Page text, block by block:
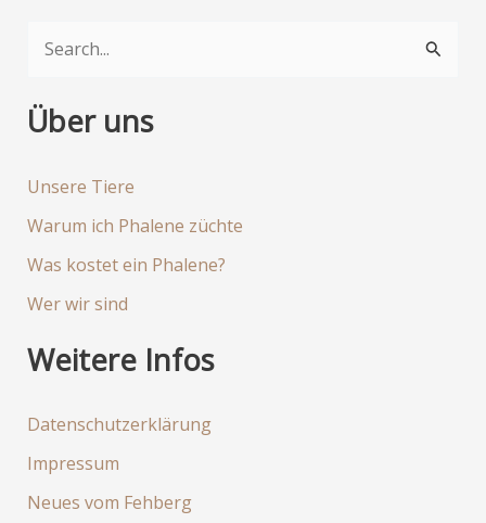
c
e
c
h
Über uns
Unsere Tiere
Warum ich Phalene züchte
Was kostet ein Phalene?
Wer wir sind
Weitere Infos
Datenschutzerklärung
Impressum
Neues vom Fehberg